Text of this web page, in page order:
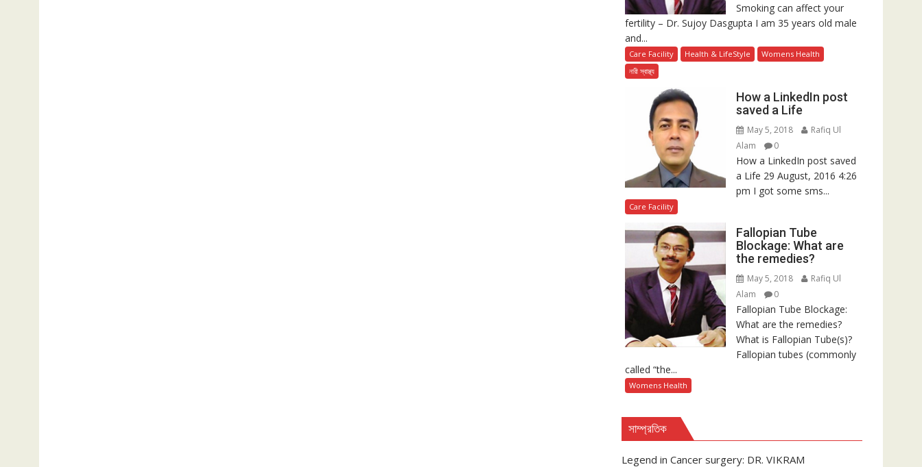
Smoking can affect your
fertility – Dr. Sujoy Dasgupta I am 35 years old male
and...
Care Facility Health & LifeStyle
Womens Health
নারী স্বাস্থ্য
How a LinkedIn post
saved a Life
May 5, 2018
Rafiq Ul
Alam
0
How a LinkedIn post saved
a Life 29 August, 2016 4:26
pm I got some sms...
Care Facility
Fallopian Tube
Blockage: What are
the remedies?
May 5, 2018
Rafiq Ul
Alam
0
Fallopian Tube Blockage:
What are the remedies?
What is Fallopian Tube(s)?
Fallopian tubes (commonly
called “the...
Womens Health
সাম্প্রতিক
Legend in Cancer surgery: DR. VIKRAM